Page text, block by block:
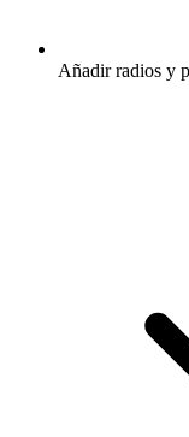
Añadir radios y